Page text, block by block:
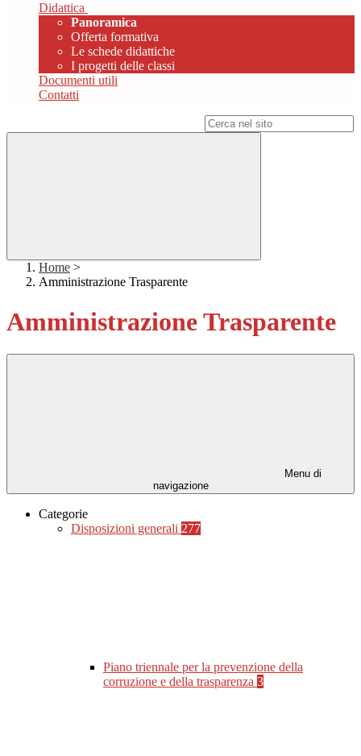
Didattica
Panoramica
Offerta formativa
Le schede didattiche
I progetti delle classi
Documenti utili
Contatti
Home >
Amministrazione Trasparente
Amministrazione Trasparente
Menu di
navigazione
Categorie
Disposizioni generali 277
Piano triennale per la prevenzione della
corruzione e della trasparenza 3